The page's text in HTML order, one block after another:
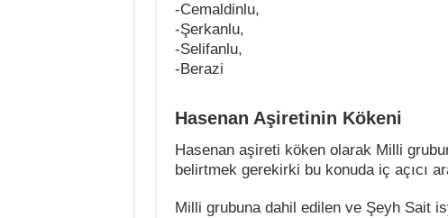
-Cemaldinlu,
-Şerkanlu,
-Selifanlu,
-Berazi
Hasenan Aşiretinin Kökeni
Hasenan aşireti köken olarak Milli
belirtmek gerekirki bu konuda iç açıcı
Milli grubuna dahil edilen ve Şeyh Sait